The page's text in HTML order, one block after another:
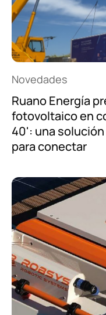
Novedades
Ruano Energía
fotovoltaico en
40': una
para conectar
¿Cómo
Quiero
Tan sólo